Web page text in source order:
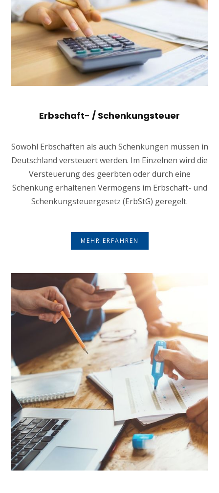
Erbschaft- / Schenkungsteuer
Sowohl Erbschaften als auch Schenkungen müssen in
Deutschland versteuert werden. Im Einzelnen wird die
Versteuerung des geerbten oder durch eine
Schenkung erhaltenen Vermögens im Erbschaft- und
Schenkungsteuergesetz (ErbStG) geregelt.
MEHR ERFAHREN